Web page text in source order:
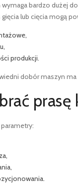
bardzo dużej
gięcia lub cięcia mogą
produkcji.
dobór maszyn ma